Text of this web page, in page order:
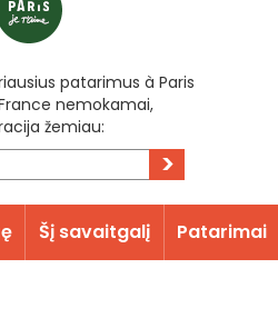
patarimus à Paris
nemokamai,
žemiau:
>
Šį savaitgalį Patarimai